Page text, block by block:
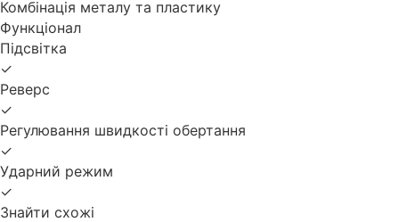
Комбінація металу та пластику
Функціонал
Підсвітка
✓
Реверс
✓
Регулювання швидкості обертання
✓
Ударний режим
✓
Знайти схожі